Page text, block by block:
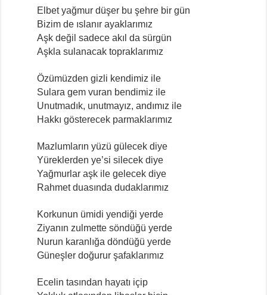
Elbet yağmur düşer bu şehre bir gün
Bizim de ıslanır ayaklarımız
Aşk değil sadece akıl da sürgün
Aşkla sulanacak topraklarımız
Özümüzden gizli kendimiz ile
Sulara gem vuran bendimiz ile
Unutmadık, unutmayız, andımız ile
Hakkı gösterecek parmaklarımız
Mazlumların yüzü gülecek diye
Yüreklerden ye’si silecek diye
Yağmurlar aşk ile gelecek diye
Rahmet duasında dudaklarımız
Korkunun ümidi yendiği yerde
Ziyanın zulmette söndüğü yerde
Nurun karanlığa döndüğü yerde
Güneşler doğurur şafaklarımız
Ecelin tasından hayatı içip